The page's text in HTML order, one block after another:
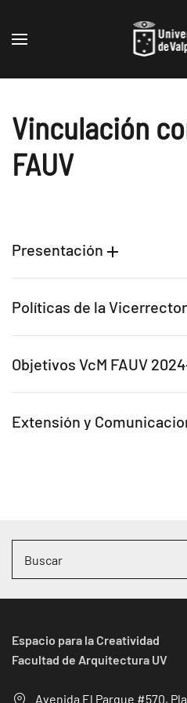
Skip to main content
Vinculación
FAUV
Presentación
Políticas de la
Objetivos VcM FAUV
Extensión y
Espacio para la Creatividad
Facultad de Arquitectura UV
Avenida El Parque #570,